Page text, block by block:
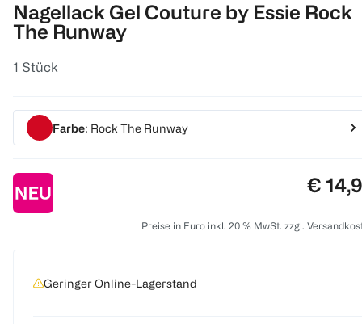
Nagellack Gel Couture by Essie Rock
The Runway
1 Stück
Farbe: Rock The Runway
Preis:
€
Preise in Euro inkl. 20 % MwSt. zzgl.
Geringer Online-Lagerstand